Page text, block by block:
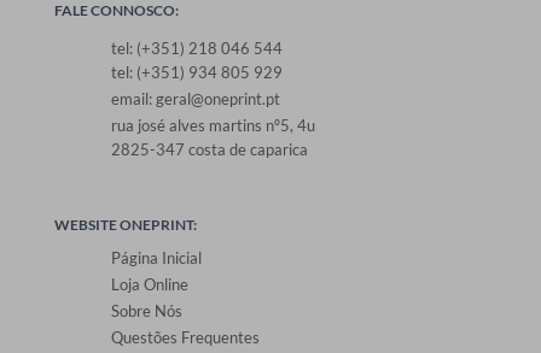
FALE CONNOSCO:
tel: (+351) 218 046 544
tel: (+351) 934 805 929
email: geral@oneprint.pt
rua josé alves martins nº5, 4u
2825-347 costa de caparica
WEBSITE ONEPRINT:
Página Inicial
Loja Online
Sobre Nós
Questões Frequentes